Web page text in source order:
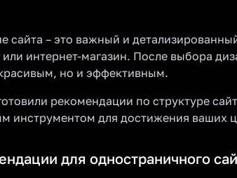
сайта – это важный и
или интернет-магазин. После выбора
но и эффективным.
рекомендации по структуре
инструментом для достижения ваших
для одностраничного